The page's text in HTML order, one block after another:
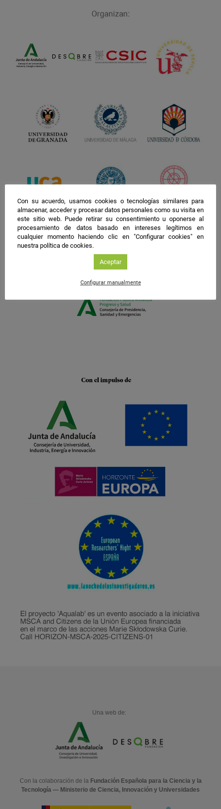
Una web de:
Con la colaboración de la Fundación Española para la Ciencia y la
Tecnología — Ministerio de Ciencia, Innovación y Universidades
Con su acuerdo, usamos cookies o tecnologías similares para
almacenar, acceder y procesar datos personales como su visita en
este sitio web. Puede retirar su consentimiento u oponerse al
procesamiento de datos basado en intereses legítimos en
cualquier momento haciendo clic en "Configurar cookies" en
nuestra política de cookies.
Aceptar
Configurar manualmente